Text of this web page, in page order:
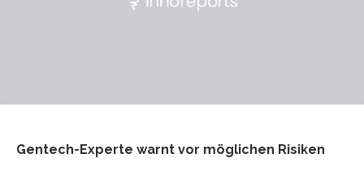
Gentech-Experte warnt vor möglichen Risiken